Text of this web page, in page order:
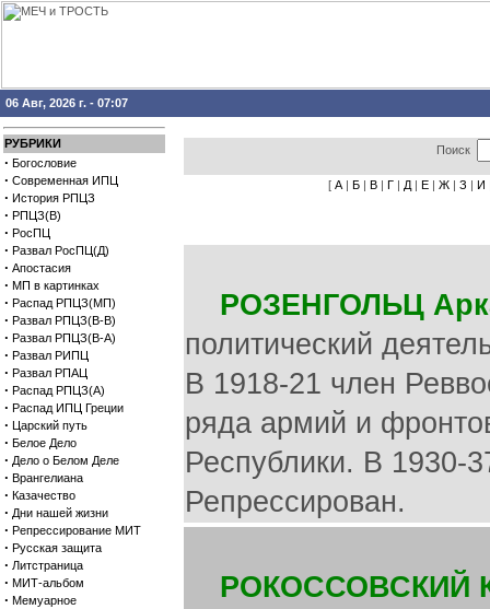
06 Авг, 2026 г. - 07:07
РУБРИКИ
· Богословие
· Современная ИПЦ
· История РПЦЗ
· РПЦЗ(В)
· РосПЦ
· Развал РосПЦ(Д)
· Апостасия
· МП в картинках
· Распад РПЦЗ(МП)
· Развал РПЦЗ(В-В)
· Развал РПЦЗ(В-А)
· Развал РИПЦ
· Развал РПАЦ
· Распад РПЦЗ(А)
· Распад ИПЦ Греции
· Царский путь
· Белое Дело
· Дело о Белом Деле
· Врангелиана
· Казачество
· Дни нашей жизни
· Репрессирование МИТ
· Русская защита
· Литстраница
· МИТ-альбом
· Мемуарное
Поиск
[ А | Б | В | Г | Д | Е | Ж | З | И
РОЗЕНГОЛЬЦ
политический
В 1918-21 член
ряда армий и
Республики. В 1930-
Репрессирован.
РОКОССОВСКИЙ